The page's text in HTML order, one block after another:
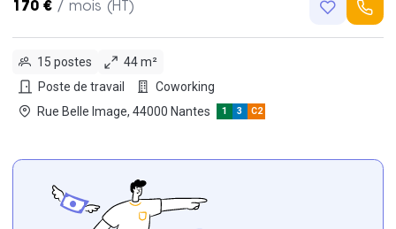
170 € / mois (HT)
15 postes
44 m²
Poste de travail
Coworking
Rue Belle Image, 44000 Nantes
1 3 C2